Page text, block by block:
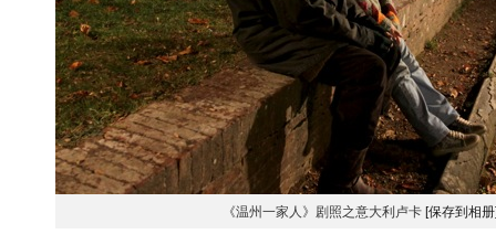
《温州一家人》剧照之意大利卢卡 [保存到相